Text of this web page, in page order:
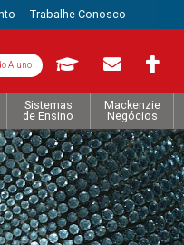
Trabalhe Conosco
Aluno
Sistemas
de Ensino
Mackenzie
Negócios